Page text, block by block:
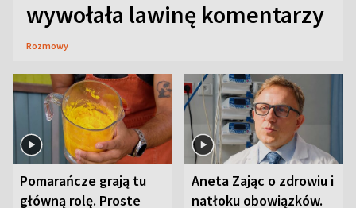
wywołała lawinę komentarzy
Rozmowy
Pomarańcze grają tu
główną rolę. Proste
Aneta Zając o zdrowiu i
natłoku obowiązków.